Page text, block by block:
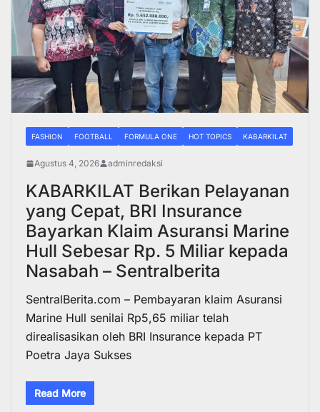
FASHION FOOTBALL FORMULA ONE HOT TOPICS KABARKILAT
Agustus 4, 2026 adminredaksi
KABARKILAT Berikan Pelayanan
yang Cepat, BRI Insurance
Bayarkan Klaim Asuransi Marine
Hull Sebesar Rp. 5 Miliar kepada
Nasabah – Sentralberita
SentralBerita.com – Pembayaran klaim Asuransi
Marine Hull senilai Rp5,65 miliar telah
direalisasikan oleh BRI Insurance kepada PT
Poetra Jaya Sukses
Read More